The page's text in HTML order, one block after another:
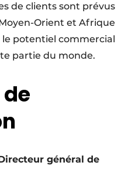
de clients sont prévus
Orient et Afrique
le potentiel commercial
partie du monde.
général de